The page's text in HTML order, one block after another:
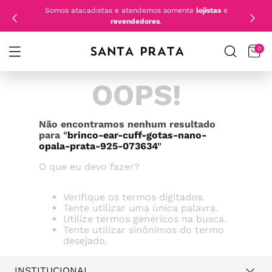
Somos atacadistas e atendemos somente lojistase
revendedores.
0
OOPS!
Não encontramos nenhum resultado
para "brinco-ear-cuff-gotas-nano-
opala-prata-925-073634"
O que eu devo fazer?
Verifique os termos digitados.
Tente utilizar uma única palavra.
Utilize termos genéricos na busca.
Tente utilizar sinônimos do termo
desejado.